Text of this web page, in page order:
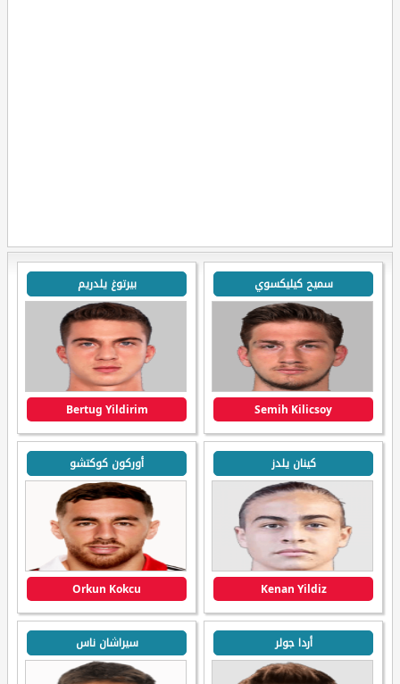
سميح كيليكسوي
Semih Kilicsoy
بيرتوغ يلدريم
Bertug Yildirim
كينان يلدز
Kenan Yildiz
أوركون كوكتشو
Orkun Kokcu
أردا جولر سيراشان ناس